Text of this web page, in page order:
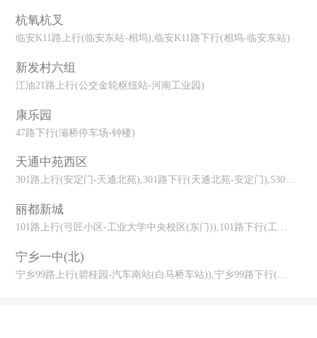
杭氧杭叉
临安K11路上行(临安东站-相坞),临安K11路下行(相坞-临安东站)
新发村六组
江油21路上行(公交金轮枢纽站-河南工业园)
康乐园
47路下行(灞桥停车场-钟楼)
天通中苑西区
301路上行(安定门-天通北苑),301路下行(天通北苑-安定门),530路上
丽都新城
101路上行(弓匠小区-工业大学中央校区(东门)),101路下行(工业大学
宁乡一中(北)
宁乡99路上行(碧桂园-汽车南站(白马桥车站)),宁乡99路下行(汽车南